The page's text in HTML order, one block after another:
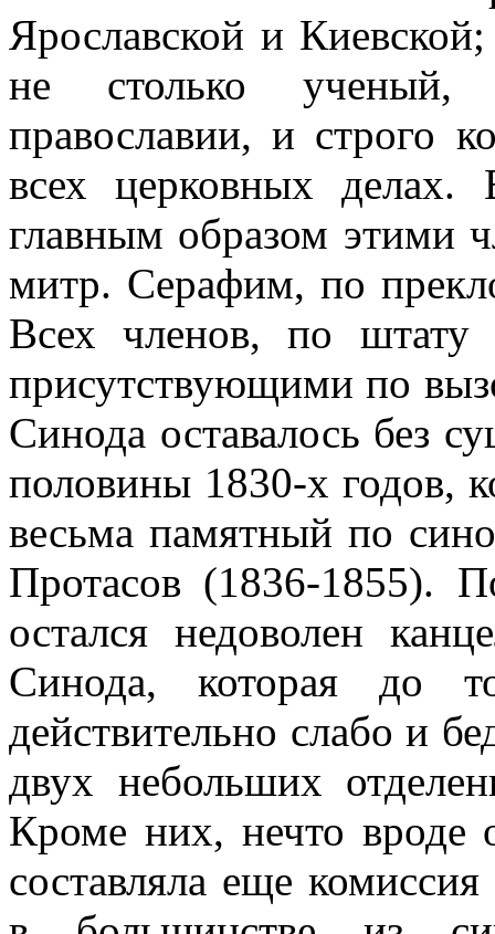
Ярославской и
не столько ученый,
православии, и строго
всех церковных делах.
главным образом этими
митр. Серафим, по
Всех членов, по
присутствующими по
Синода оставалось без
половины 1830-х годов,
весьма памятный по
Протасов (1836-1855).
остался недоволен
Синода, которая до
действительно слабо и
двух небольших
Кроме них, нечто вроде
составляла еще